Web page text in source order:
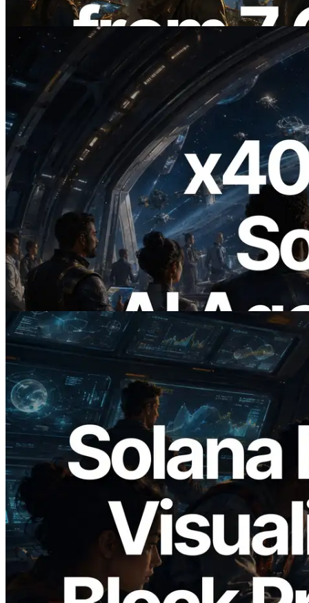
2026.07.04
ERPC Meluncurkan Solana RPC
Berbasis x402 — Era AI Agent
Membayar API yang Dibutuhkan Secara
On Demand
Baca artikel ini
2026.05.24
Validators Solutions Meluncurkan Solana
Block Analyzer — Memvisualisasikan
Waktu Produksi Blok per Slot dan
Validator yang Ditugaskan